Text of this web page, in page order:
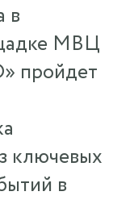
в
МВЦ
пройдет
в